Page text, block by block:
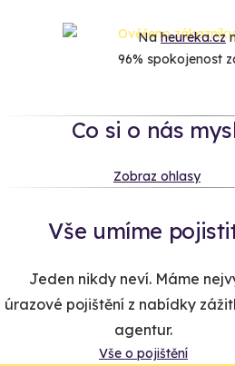
Naheureka.cz
96% spokojenost
Co si o nás
Zobraz ohlasy
Vše umíme
Jeden nikdy neví. Máme
úrazové pojištění z nabídky
agentur.
Vše o pojištění